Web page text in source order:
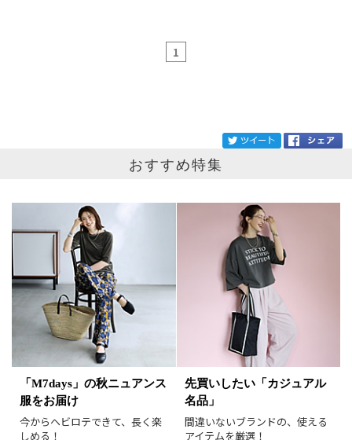
1
掲載雑誌
価格 円～ 円
表示オプション
新着
再入荷
ラスト1
おすすめ特集
「M7days」の秋ニュアンス
服をお届け
今からヘビロテできて、長く楽
しめる！
先買いしたい「カジュアル
名品」
間違いないブランドの、使える
アイテムを厳選！